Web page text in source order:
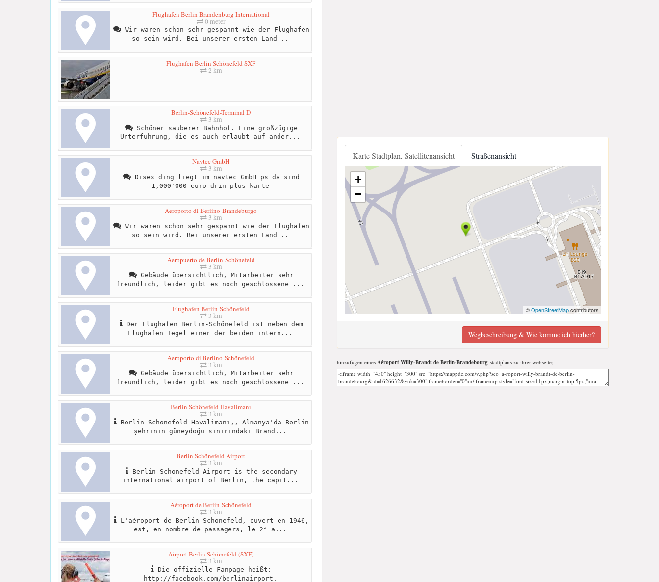
Flughafen Berlin Brandenburg International
0 meter
Wir waren schon sehr gespannt wie der Flughafen
so sein wird. Bei unserer ersten Land...
Flughafen Berlin Schönefeld SXF
2 km
Berlin-Schönefeld-Terminal D
3 km
Schöner sauberer Bahnhof. Eine großzügige
Unterführung, die es auch erlaubt auf ander...
Navtec GmbH
3 km
Dises ding liegt im navtec GmbH ps da sind
1,000'000 euro drin plus karte
Aeroporto di Berlino-Brandeburgo
3 km
Wir waren schon sehr gespannt wie der Flughafen
so sein wird. Bei unserer ersten Land...
Aeropuerto de Berlín-Schönefeld
3 km
Gebäude übersichtlich, Mitarbeiter sehr
freundlich, leider gibt es noch geschlossene ...
Flughafen Berlin-Schönefeld
3 km
Der Flughafen Berlin-Schönefeld ist neben dem
Flughafen Tegel einer der beiden intern...
Aeroporto di Berlino-Schönefeld
3 km
Gebäude übersichtlich, Mitarbeiter sehr
freundlich, leider gibt es noch geschlossene ...
Berlin Schönefeld Havalimanı
3 km
Berlin Schönefeld Havalimanı,, Almanya'da Berlin
şehrinin güneydoğu sınırındaki Brand...
Berlin Schönefeld Airport
3 km
Berlin Schönefeld Airport is the secondary
international airport of Berlin, the capit...
Aéroport de Berlin-Schönefeld
3 km
L'aéroport de Berlin-Schönefeld, ouvert en 1946,
est, en nombre de passagers, le 2ᵉ a...
Airport Berlin Schönefeld (SXF)
3 km
Die offizielle Fanpage heißt:
http://facebook.com/berlinairport.
Karte Stadtplan, Satellitenansicht Straßenansicht
+
−
©OpenStreetMapcontributors
Wegbeschreibung & Wie komme ich hierher?
hinzufügen eines Aéroport Willy-Brandt de Berlin-Brandebourg-stadtplans zu ihrer webseite;